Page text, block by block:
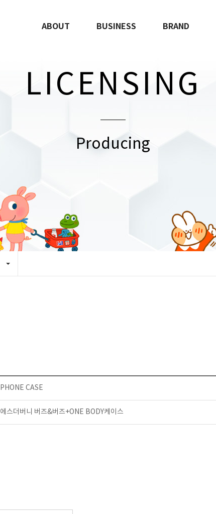
ABOUT BUSINESS BRAND
LICENSING
Producing
PHONE CASE
에스더버니 버즈&버즈+ONE BODY케이스